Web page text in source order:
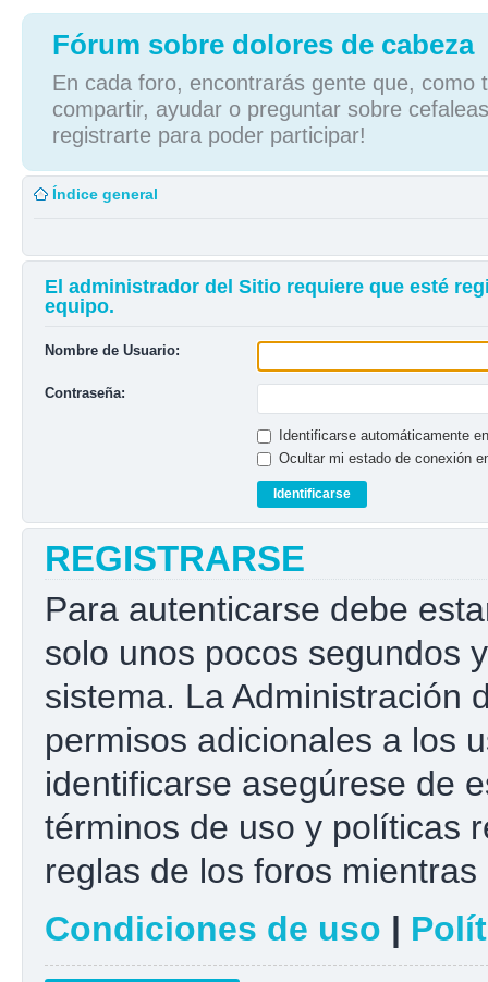
Fórum sobre dolores de cabeza
En cada foro, encontrarás gente que, como
compartir, ayudar o preguntar sobre
registrarte para poder participar!
Índice general
El administrador del Sitio requiere que esté
equipo.
Nombre de Usuario:
Contraseña:
Identificarse automáticamente
Ocultar mi estado de conexión
REGISTRARSE
Para autenticarse debe
solo unos pocos segundos
sistema. La Administración
permisos adicionales a los
identificarse asegúrese de
términos de uso y políticas
reglas de los foros
Condiciones de uso |